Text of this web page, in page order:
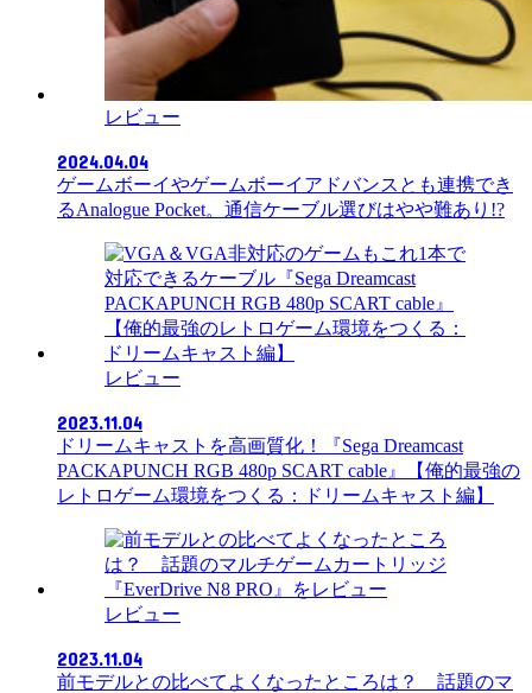
レビュー
2024.04.04
ゲームボーイやゲームボーイアドバンスとも連携でき
るAnalogue Pocket。通信ケーブル選びはやや難あり!?
レビュー
2023.11.04
ドリームキャストを高画質化！『Sega Dreamcast
PACKAPUNCH RGB 480p SCART cable』【俺的最強の
レトロゲーム環境をつくる：ドリームキャスト編】
レビュー
2023.11.04
前モデルとの比べてよくなったところは？ 話題のマ